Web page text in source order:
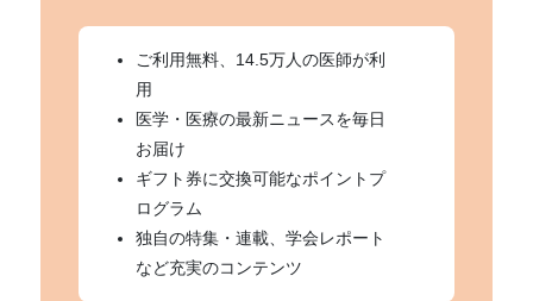
ご利用無料、14.5万人の医師が利
用
医学・医療の最新ニュースを毎日
お届け
ギフト券に交換可能なポイントプ
ログラム
独自の特集・連載、学会レポート
など充実のコンテンツ